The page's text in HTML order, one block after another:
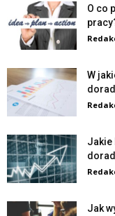
O co
W
Jakie
Jak